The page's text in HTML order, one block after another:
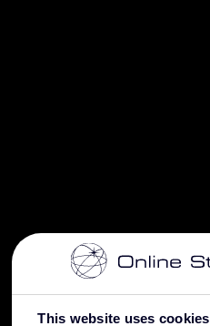
This website uses cookies